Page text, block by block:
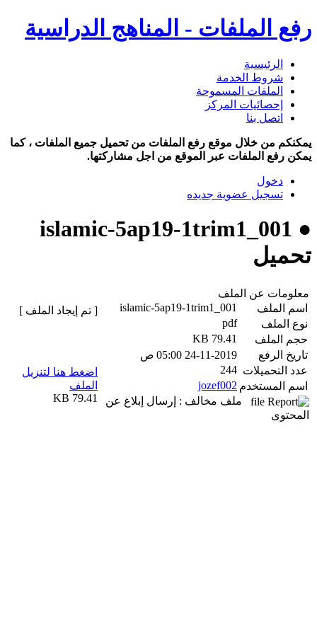
رفع الملفات - المناهج الدراسية
الرئيسية
شروط الخدمة
الملفات المسموحة
إحصائيات المركز
اتصل بنا
يمكنكم من خلال موقع رفع الملفات من تحميل جميع الملفات ، كما
يمكن رفع الملفات عبر الموقع من اجل مشاركتها.
دخول
تسجيل عضوية جديده
● islamic-5ap19-1trim1_001
تحميل
معلومات عن الملف
اسم الملف
islamic-5ap19-1trim1_001
نوع الملف
pdf
حجم الملف
79.41 KB
تاريخ الرفع
24-11-2019 05:00 ص
عدد التحميلات 244
اسم المستخدم jozef002
ملف مخالف : إرسال إبلاغ عن
المحتوى
[ تم إيجاد الملف ]
اضغط هنا لتنزيل
الملف
79.41 KB